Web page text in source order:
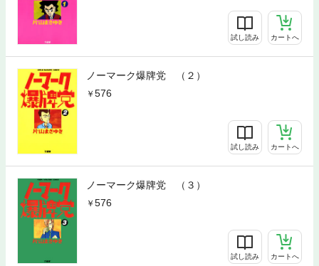
試し読み カートへ
ノーマーク爆牌党 （２）
576
試し読み カートへ
ノーマーク爆牌党 （３）
576
試し読み カートへ